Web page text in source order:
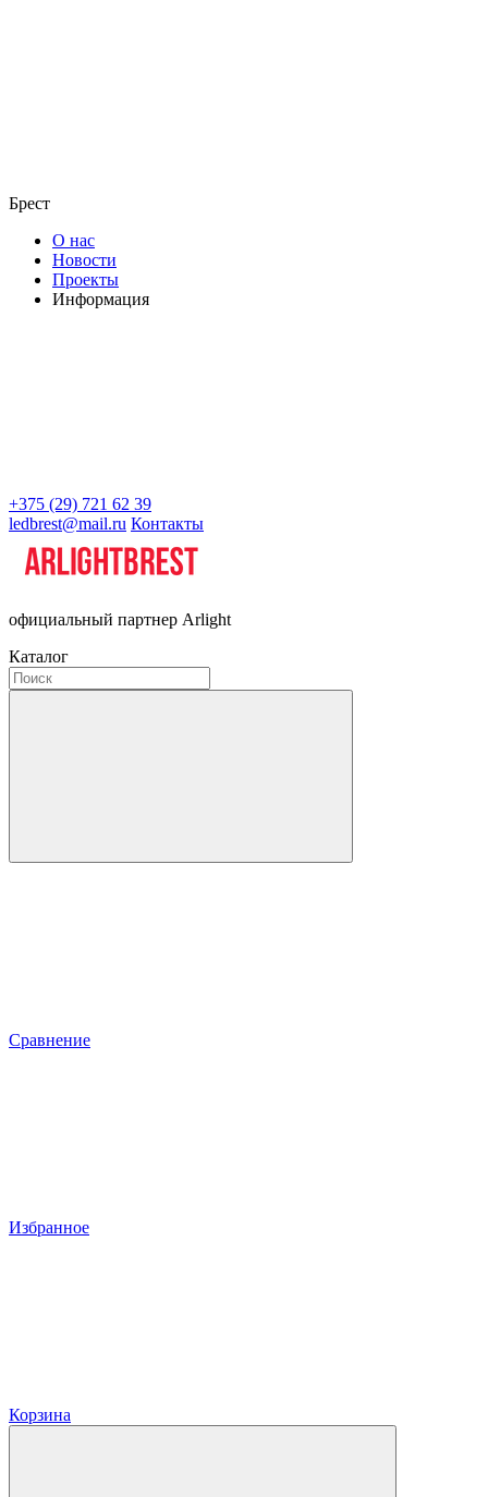
Брест
О нас
Новости
Проекты
Информация
+375 (29) 721 62 39
ledbrest@mail.ru Контакты
официальный партнер Arlight
Каталог
Сравнение
Избранное
Корзина